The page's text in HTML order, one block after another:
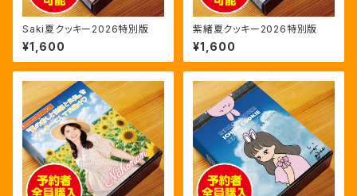
Saki夏クッキー2026特別版
¥1,600
紫緒夏クッキー2026特別版
¥1,600